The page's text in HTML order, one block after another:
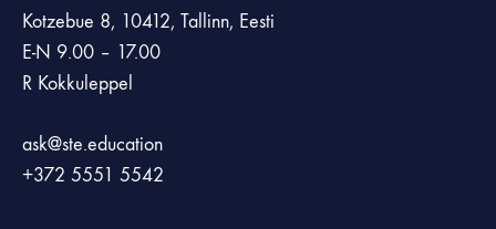
Kotzebue 8, 10412, Tallinn, Eesti
E-N 9.00 – 17.00
R Kokkuleppel
ask@ste.education
+372 5551 5542